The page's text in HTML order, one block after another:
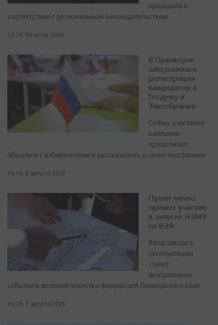
проходила в
соответствии с региональным законодательством
11:10, 30 июля 2026
В Приморье
завершилась
регистрация
кандидатов в
Госдуму и
Заксобрание
Сейчас участники
кампании
продолжают
общаться с избирателями и рассказывать о своих программах
19:16, 6 августа 2026
Путин лично
примет участие
в запуске НЗМУ
на ВЭФ
Ввод завода в
эксплуатацию
станет
центральным
событием деловой повестки форума для Приморского края
16:19, 7 августа 2026